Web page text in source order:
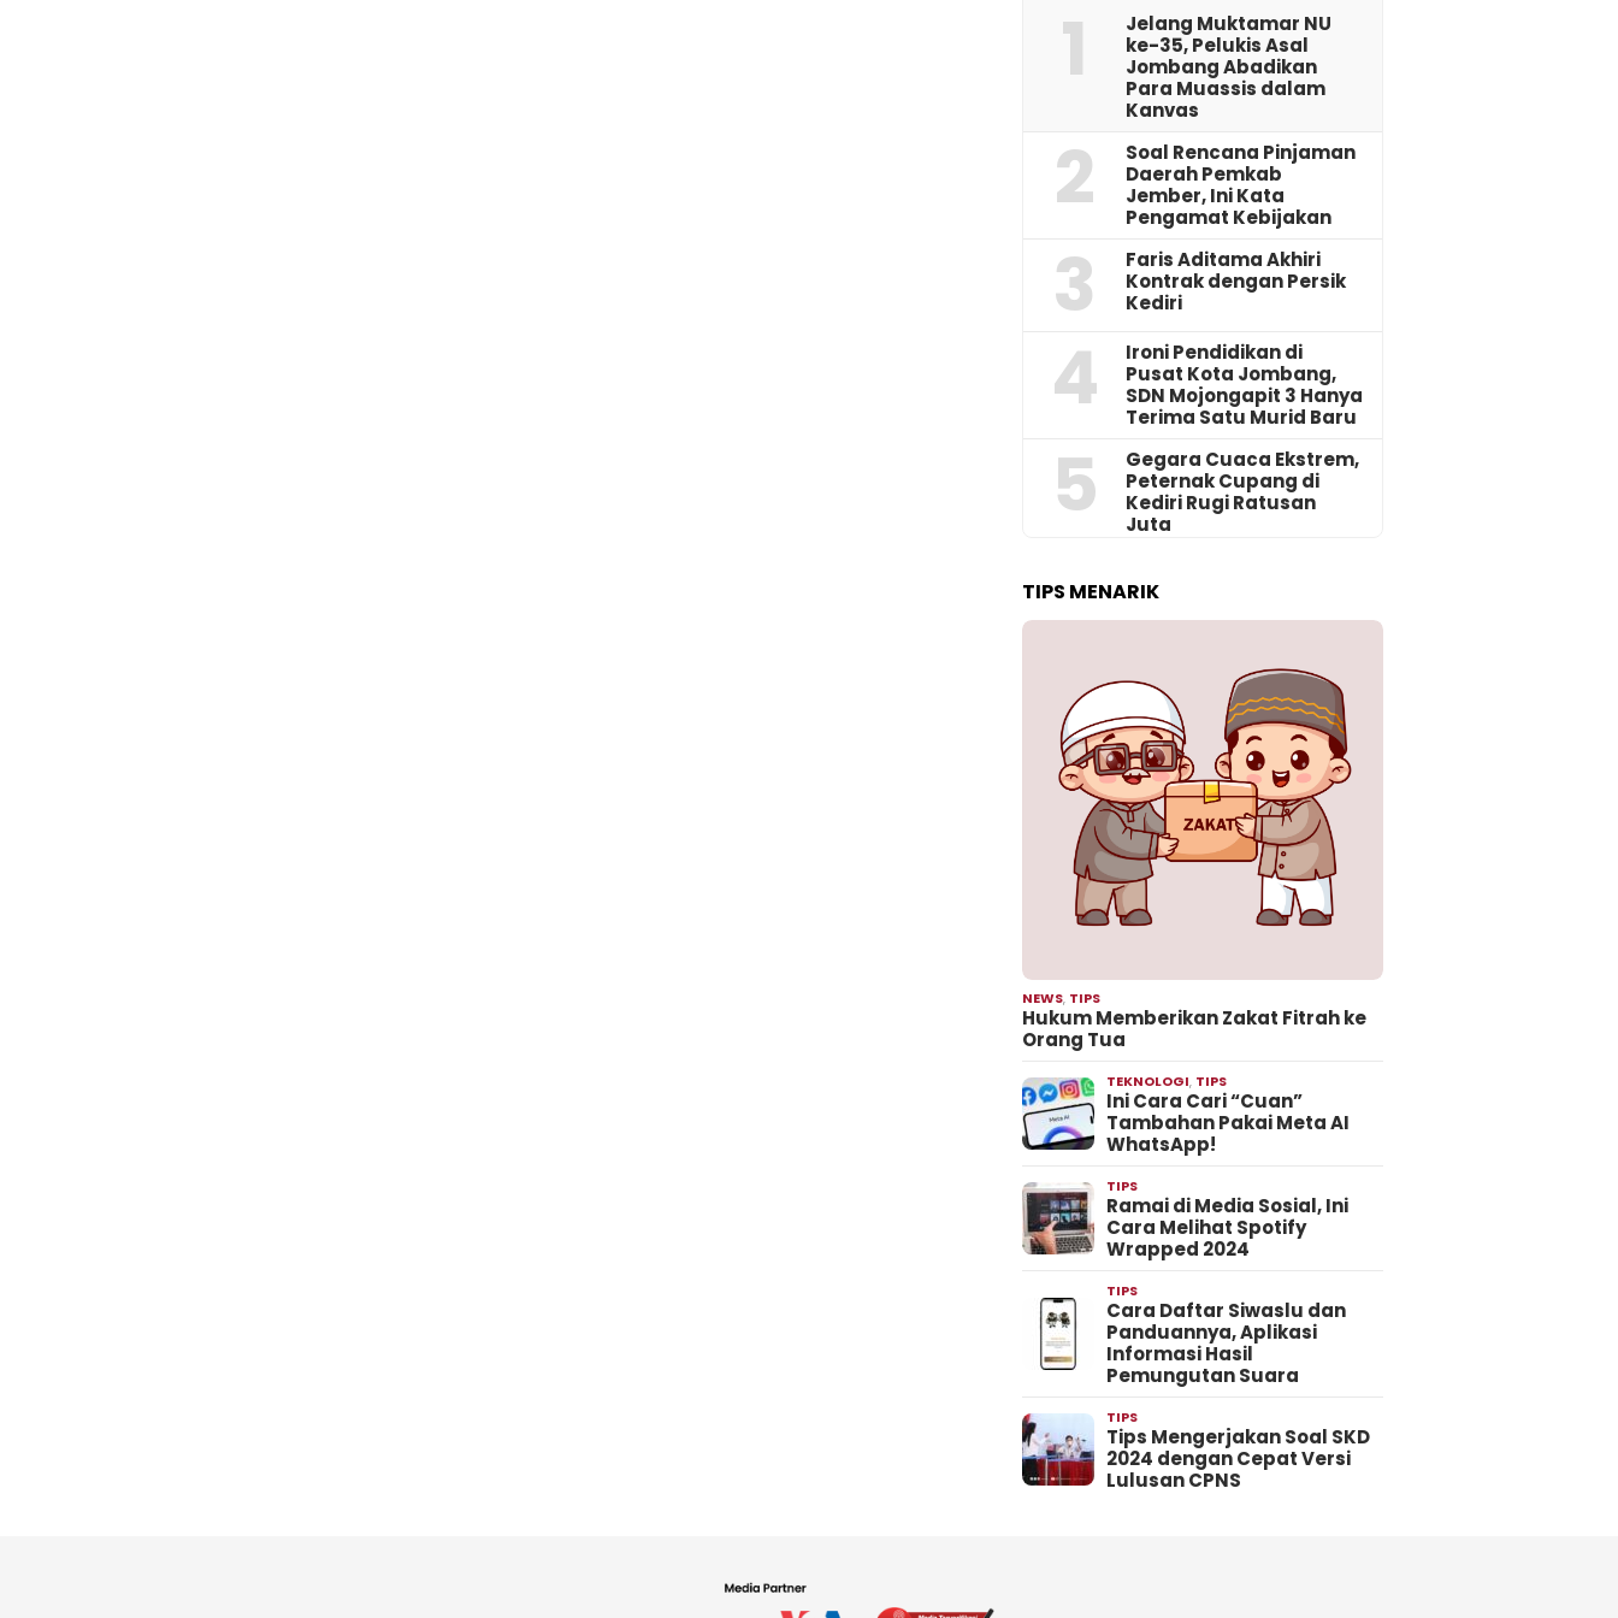
1
Jelang Muktamar NU
ke-35, Pelukis Asal
Jombang Abadikan
Para Muassis dalam
Kanvas
2
‎Soal Rencana Pinjaman
Daerah Pemkab
Jember, Ini Kata
Pengamat Kebijakan ‎
3
Faris Aditama Akhiri
Kontrak dengan Persik
Kediri
4
Ironi Pendidikan di
Pusat Kota Jombang,
SDN Mojongapit 3 Hanya
Terima Satu Murid Baru
5
‎Gegara Cuaca Ekstrem,
Peternak Cupang di
Kediri Rugi Ratusan
Juta
TIPS MENARIK
NEWS, TIPS
Hukum Memberikan Zakat Fitrah ke
Orang Tua
TEKNOLOGI, TIPS
Ini Cara Cari “Cuan”
Tambahan Pakai Meta AI
WhatsApp!
TIPS
Ramai di Media Sosial, Ini
Cara Melihat Spotify
Wrapped 2024
TIPS
Cara Daftar Siwaslu dan
Panduannya, Aplikasi
Informasi Hasil
Pemungutan Suara
TIPS
Tips Mengerjakan Soal SKD
2024 dengan Cepat Versi
Lulusan CPNS